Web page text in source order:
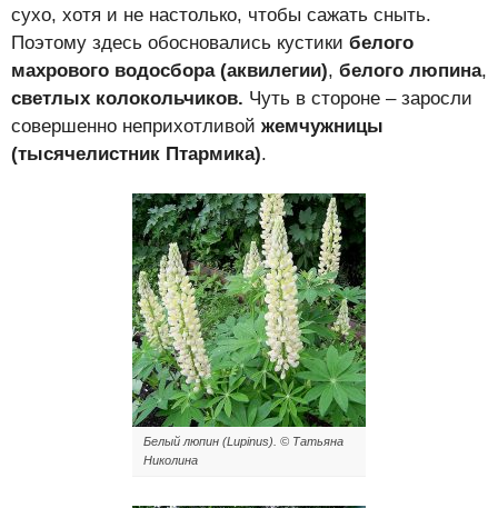
сухо, хотя и не настолько, чтобы сажать сныть.
Поэтому здесь обосновались кустики белого
махрового водосбора (аквилегии), белого люпина,
светлых колокольчиков. Чуть в стороне – заросли
совершенно неприхотливой жемчужницы
(тысячелистник Птармика).
Белый люпин (Lupinus). © Татьяна
Николина